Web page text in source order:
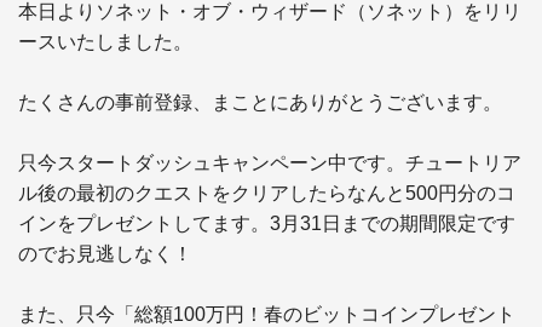
本日よりソネット・オブ・ウィザード（ソネット）をリリ
ースいたしました。
たくさんの事前登録、まことにありがとうございます。
只今スタートダッシュキャンペーン中です。チュートリア
ル後の最初のクエストをクリアしたらなんと500円分のコ
インをプレゼントしてます。3月31日までの期間限定です
のでお見逃しなく！
また、只今「総額100万円！春のビットコインプレゼント